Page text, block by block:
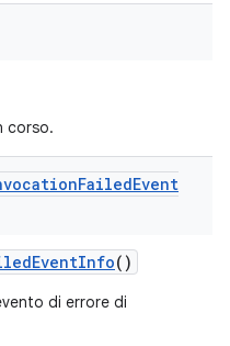
corso.
FailedEvent
EventInfo()
di errore di